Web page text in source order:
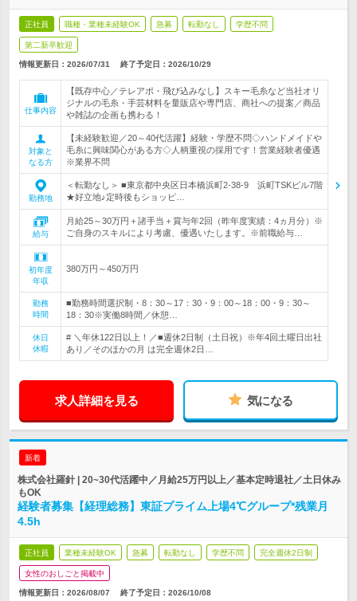
正社員 職種・業種未経験OK 急募 転勤なし 学歴不問
第二新卒歓迎
情報更新日：2026/07/31 終了予定日： 2026/10/29
仕事内容
【既存中心／テレアポ・飛び込みなし】スキー毛糸など当社オリ
ジナルの毛糸・手芸材料を量販店や専門店、商社への提案／商品
や雑誌の企画も携わる！
対象と
なる方
【未経験歓迎／20～40代活躍】経験・学歴不問◇ハンドメイドや
毛糸に興味関心がある方◇人柄重視の採用です！営業経験者優遇
※業界不問
勤務地
＜転勤なし＞ ■東京都中央区日本橋浜町2-38-9 浜町TSKビル7階
★好立地♪定時後もショッピ…
給与
月給25～30万円＋諸手当＋賞与年2回（昨年度実績：4ヵ月分）※
ご自身のスキルにより考慮、優遇いたします。※前職給与…
初年度
年収
380万円～450万円
勤務
時間
■勤務時間選択制・8：30～17：30・9：00～18：00・9：30～
18：30※実働8時間／休憩…
休日
休暇
# ＼年休122日以上！／■週休2日制（土日祝）※年4回土曜日出社
あり／そのほかの月 は完全週休2日…
求人詳細を見る 気になる
新着
株式会社羅針 | 20~30代活躍中／月給25万円以上／基本定時退社／土日休み
もOK
経験者募集【経理総務】東証プライム上場4℃グループ*残業月
4.5h
正社員 業種未経験OK 急募 転勤なし 学歴不問 完全週休2日制
女性のおしごと掲載中
情報更新日：2026/08/07 終了予定日： 2026/10/08